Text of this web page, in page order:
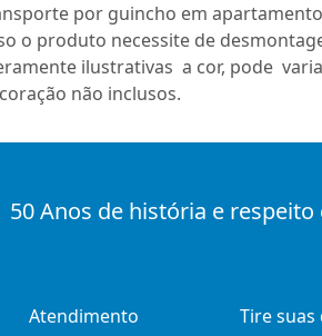
por guincho em
o produto necessite de
ilustrativas a cor, pode
não inclusos.
50 Anos de história e
Atendimento Tire suas